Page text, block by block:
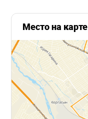
Место на карте